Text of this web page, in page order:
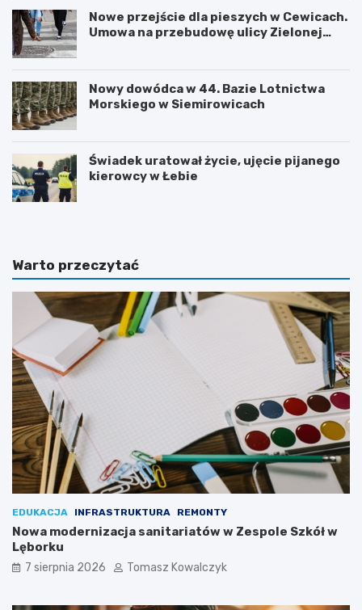
Nowe przejście dla pieszych w Cewicach.
Umowa na przebudowę ulicy Zielonej
Nowy dowódca w 44. Bazie Lotnictwa
Morskiego w Siemirowicach
Świadek uratował życie, ujęcie pijanego
kierowcy w Łebie
Warto przeczytać
EDUKACJA INFRASTRUKTURA REMONTY
Nowa modernizacja sanitariatów w Zespole Szkół w
Lęborku
7 sierpnia 2026 Tomasz Kowalczyk